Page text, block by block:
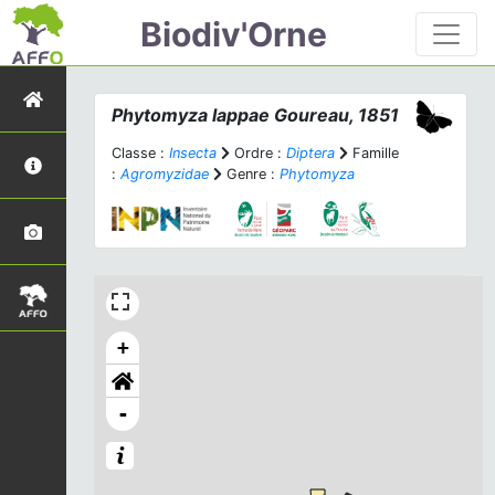
Biodiv'Orne
Phytomyza lappae Goureau, 1851
Classe : Insecta Ordre : Diptera
Famille
: Agromyzidae Genre : Phytomyza
+
-